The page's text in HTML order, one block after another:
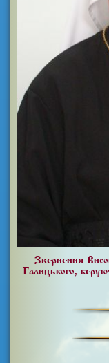
Звернення
Галицького,